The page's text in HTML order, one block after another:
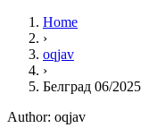
Home
›
oqjav
›
Белград 06/2025
Author: oqjav